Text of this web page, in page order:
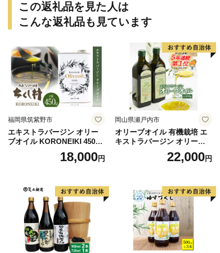
この返礼品を見た人は
こんな返礼品も見ています
福岡県筑紫野市
エキストラバージン オリー
ブオイル KORONEIKI 450g
[筑前たなか油屋 福岡県 筑紫
野市 21760403] 油 食用油 オ
18,000円
岡山県瀬戸内市
オリーブオイル 有機栽培 エ
キストラバージン オリーブ
オイル シングル 2本 セット
オーガニック 調味料 油 オリ
22,000円